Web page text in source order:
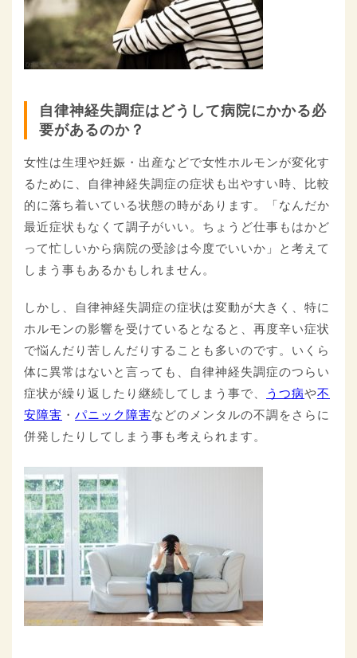
自律神経失調症はどうして病院にかかる必
要があるのか？
女性は生理や妊娠・出産などで女性ホルモンが変化す
るために、自律神経失調症の症状も出やすい時、比較
的に落ち着いている状態の時があります。「なんだか
最近症状もなくて調子がいい。ちょうど仕事もはかど
って忙しいから病院の受診は今度でいいか」と考えて
しまう事もあるかもしれません。
しかし、自律神経失調症の症状は変動が大きく、特に
ホルモンの影響を受けているとなると、再度辛い症状
で悩んだり苦しんだりすることも多いのです。いくら
体に異常はないと言っても、自律神経失調症のつらい
症状が繰り返したり継続してしまう事で、
うつ病や不
安障害 ・ パニック障害などのメンタルの不調をさらに
併発したりしてしまう事も考えられます。